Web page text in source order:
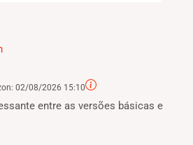
02/08/2026 15:10
entre as versões básicas e